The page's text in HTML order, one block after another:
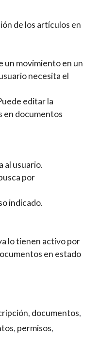
de los artículos en
un movimiento en un
necesita el
editar la
en documentos
al usuario.
por
indicado.
lo tienen activo por
en estado
, documentos,
, permisos,